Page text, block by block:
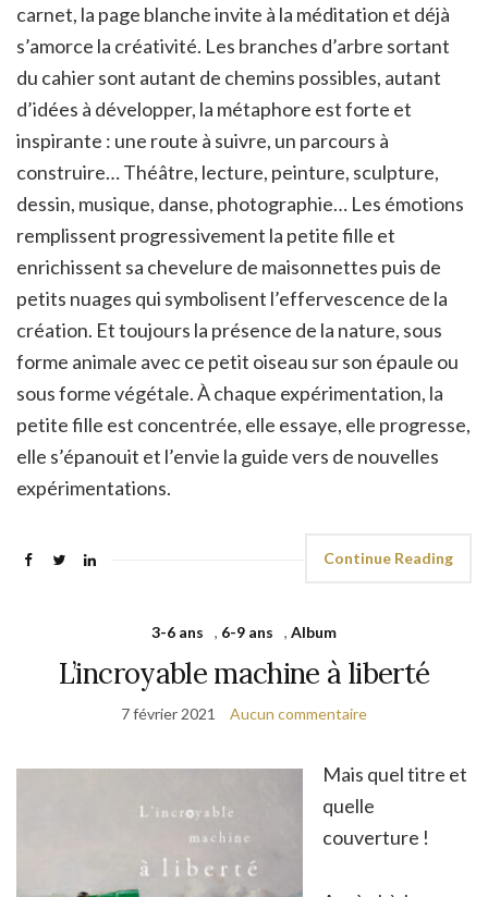
carnet, la page blanche invite à la méditation et déjà
s’amorce la créativité. Les branches d’arbre sortant
du cahier sont autant de chemins possibles, autant
d’idées à développer, la métaphore est forte et
inspirante : une route à suivre, un parcours à
construire… Théâtre, lecture, peinture, sculpture,
dessin, musique, danse, photographie… Les émotions
remplissent progressivement la petite fille et
enrichissent sa chevelure de maisonnettes puis de
petits nuages qui symbolisent l’effervescence de la
création. Et toujours la présence de la nature, sous
forme animale avec ce petit oiseau sur son épaule ou
sous forme végétale. À chaque expérimentation, la
petite fille est concentrée, elle essaye, elle progresse,
elle s’épanouit et l’envie la guide vers de nouvelles
expérimentations.
Continue Reading
3-6 ans , 6-9 ans , Album
L’incroyable machine à liberté
7 février 2021 Aucun commentaire
Mais quel titre et
quelle
couverture !